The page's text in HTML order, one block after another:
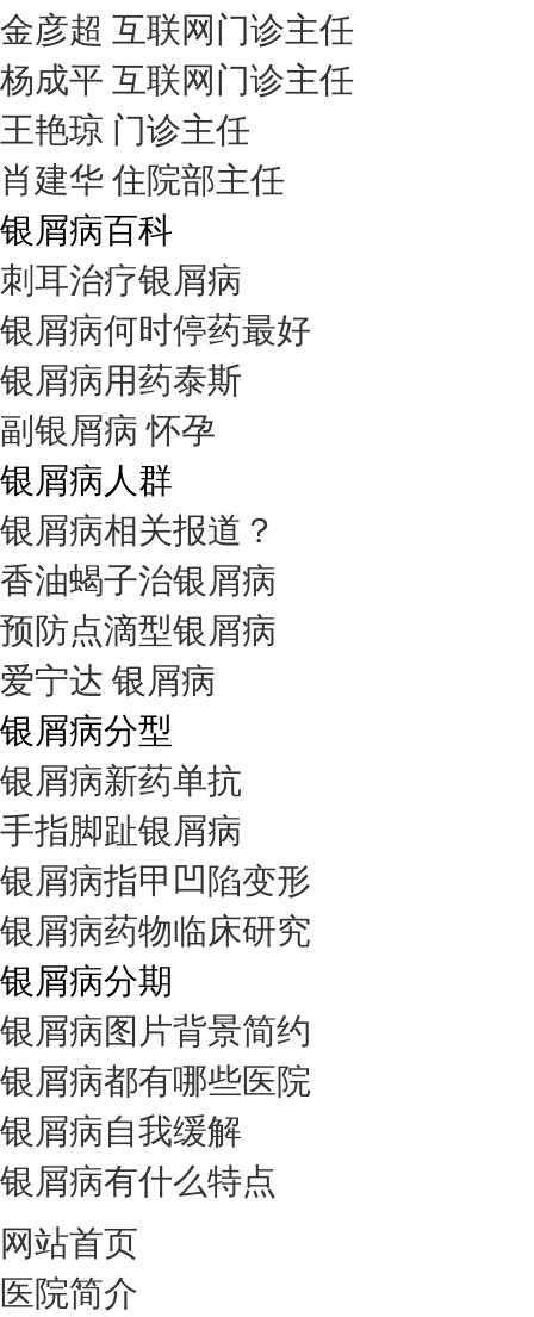
金彦超 互联网门诊主任
杨成平 互联网门诊主任
王艳琼 门诊主任
肖建华 住院部主任
银屑病百科
刺耳治疗银屑病
银屑病何时停药最好
银屑病用药泰斯
副银屑病 怀孕
银屑病人群
银屑病相关报道？
香油蝎子治银屑病
预防点滴型银屑病
爱宁达 银屑病
银屑病分型
银屑病新药单抗
手指脚趾银屑病
银屑病指甲凹陷变形
银屑病药物临床研究
银屑病分期
银屑病图片背景简约
银屑病都有哪些医院
银屑病自我缓解
银屑病有什么特点
网站首页
医院简介